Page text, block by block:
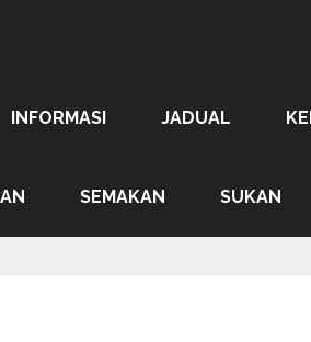
INFORMASI JADUAL
SEMAKAN SUKAN